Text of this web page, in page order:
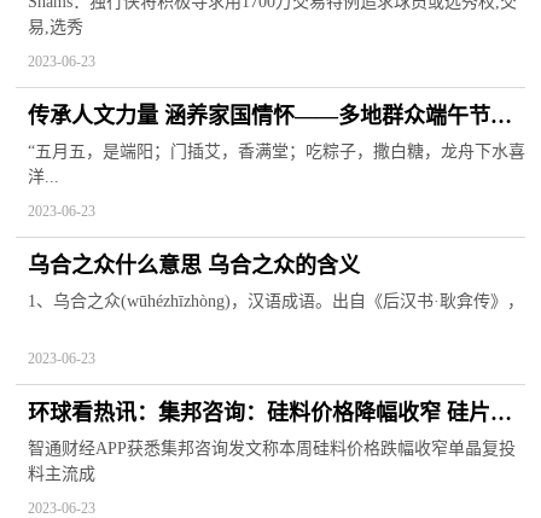
易,选秀
2023-06-23
传承人文力量 涵养家国情怀——多地群众端午节庆
扫描_全球信息
“五月五，是端阳；门插艾，香满堂；吃粽子，撒白糖，龙舟下水喜
洋...
2023-06-23
乌合之众什么意思 乌合之众的含义
1、乌合之众(wūhézhīzhòng)，汉语成语。出自《后汉书·耿弇传》，
2023-06-23
环球看热讯：集邦咨询：硅料价格降幅收窄 硅片价
格率先止跌
智通财经APP获悉集邦咨询发文称本周硅料价格跌幅收窄单晶复投
料主流成
2023-06-23